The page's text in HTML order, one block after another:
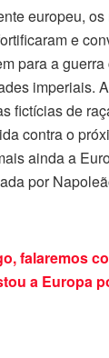
europeu,
e
para a
imperiais.
fictícias de
contra o
ainda a
por
falaremos
a Europa